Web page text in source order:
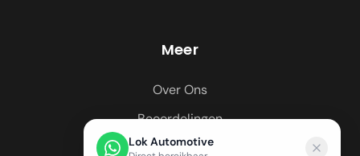
Meer
Over Ons
Beoordelingen
Regio's
Lok Automotive